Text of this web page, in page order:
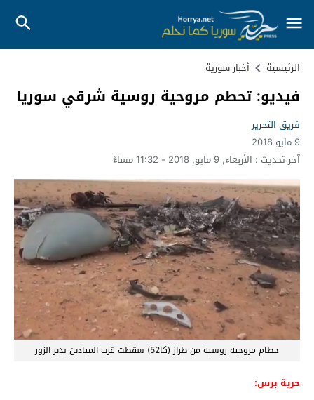
الرئيسية أخبار سورية
فيديو: تحطم مروحية روسية شرقي سوريا
فريق التحرير
9 مايو 2018
آخر تحديث : الأربعاء, 9 مايو, 2018 - 11:32 مساءً
حطام مروحية روسية من طراز (كا52) سقطت قرب الميادين بدير الزور
حرية برس: